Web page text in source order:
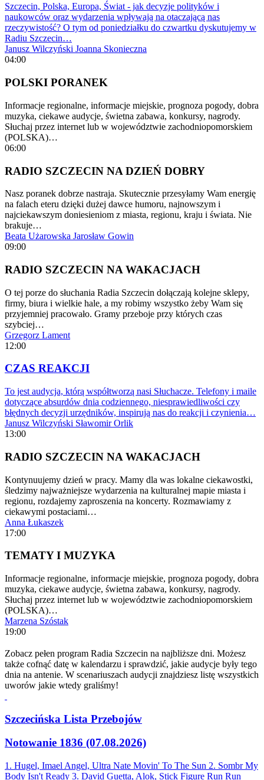
Szczecin, Polska, Europa, Świat - jak decyzje polityków i
naukowców oraz wydarzenia wpływają na otaczającą nas
rzeczywistość? O tym od poniedziałku do czwartku dyskutujemy w
Radiu Szczecin…
Janusz Wilczyński Joanna Skonieczna
04:00
POLSKI PORANEK
Informacje regionalne, informacje miejskie, prognoza pogody, dobra
muzyka, ciekawe audycje, świetna zabawa, konkursy, nagrody.
Słuchaj przez internet lub w województwie zachodniopomorskiem
(POLSKA)…
06:00
RADIO SZCZECIN NA DZIEŃ DOBRY
Nasz poranek dobrze nastraja. Skutecznie przesyłamy Wam energię
na falach eteru dzięki dużej dawce humoru, najnowszym i
najciekawszym doniesieniom z miasta, regionu, kraju i świata. Nie
brakuje…
Beata Użarowska Jarosław Gowin
09:00
RADIO SZCZECIN NA WAKACJACH
O tej porze do słuchania Radia Szczecin dołączają kolejne sklepy,
firmy, biura i wielkie hale, a my robimy wszystko żeby Wam się
przyjemniej pracowało. Gramy przeboje przy których czas
szybciej…
Grzegorz Lament
12:00
CZAS REAKCJI
To jest audycja, którą współtworzą nasi Słuchacze. Telefony i maile
dotyczące absurdów dnia codziennego, niesprawiedliwości czy
błędnych decyzji urzędników, inspirują nas do reakcji i czynienia…
Janusz Wilczyński Sławomir Orlik
13:00
RADIO SZCZECIN NA WAKACJACH
Kontynuujemy dzień w pracy. Mamy dla was lokalne ciekawostki,
śledzimy najważniejsze wydarzenia na kulturalnej mapie miasta i
regionu, rozdajemy zaproszenia na koncerty. Rozmawiamy z
ciekawymi postaciami…
Anna Łukaszek
17:00
TEMATY I MUZYKA
Informacje regionalne, informacje miejskie, prognoza pogody, dobra
muzyka, ciekawe audycje, świetna zabawa, konkursy, nagrody.
Słuchaj przez internet lub w województwie zachodniopomorskiem
(POLSKA)…
Marzena Szóstak
19:00
Zobacz pełen program Radia Szczecin na najbliższe dni. Możesz
także cofnąć datę w kalendarzu i sprawdzić, jakie audycje były tego
dnia na antenie. W scenariuszach audycji znajdziesz listę wszystkich
uworów jakie wtedy graliśmy!
Szczecińska Lista Przebojów
Notowanie 1836 (07.08.2026)
1. Hugel, Imael Angel, Ultra Nate Movin' To The Sun 2. Sombr My
Body Isn't Ready 3. David Guetta, Alok, Stick Figure Run Run